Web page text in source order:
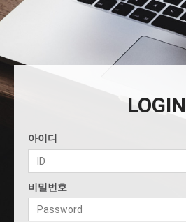
LOGIN
아이디
비밀번호